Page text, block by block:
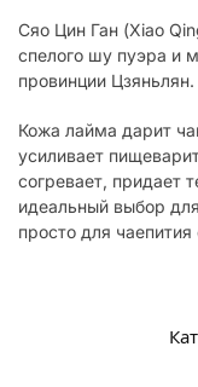
Сяо Цин Ган (Xiao
спелого шу пуэра и
провинции Цзяньлян.
Кожа лайма дарит
усиливает
согревает, придает
идеальный выбор
просто для